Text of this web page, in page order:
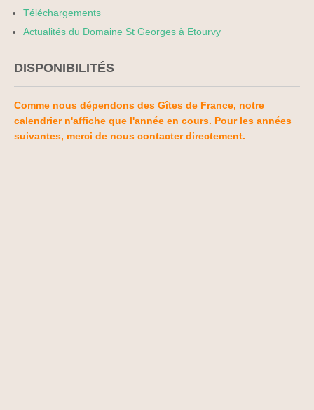
Téléchargements
Actualités du Domaine St Georges à Etourvy
DISPONIBILITÉS
Comme nous dépendons des Gîtes de France, notre
calendrier n'affiche que l'année en cours. Pour les années
suivantes, merci de nous contacter directement.